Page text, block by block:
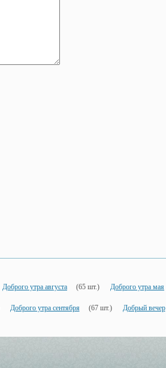
Доброго утра августа (65 шт.) Доброго утра мая
Доброго утра сентября (67 шт.) Добрый вечер